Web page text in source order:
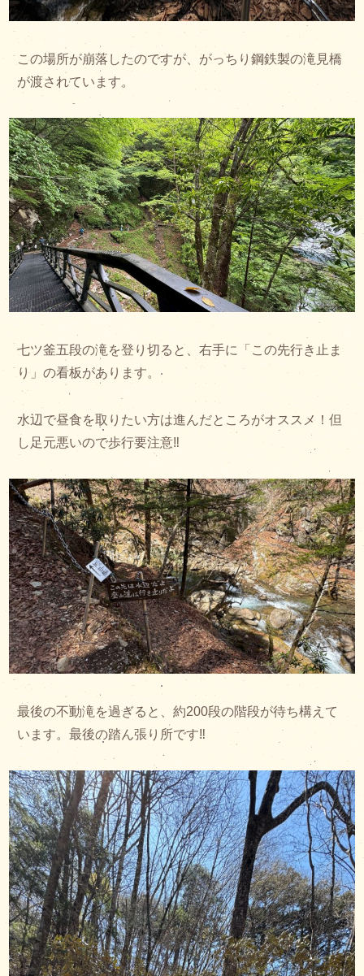
この場所が崩落したのですが、がっちり鋼鉄製の滝見橋
が渡されています。
七ツ釜五段の滝を登り切ると、右手に「この先行き止ま
り」の看板があります。
水辺で昼食を取りたい方は進んだところがオススメ！但
し足元悪いので歩行要注意‼︎
最後の不動滝を過ぎると、約200段の階段が待ち構えて
います。最後の踏ん張り所です‼︎